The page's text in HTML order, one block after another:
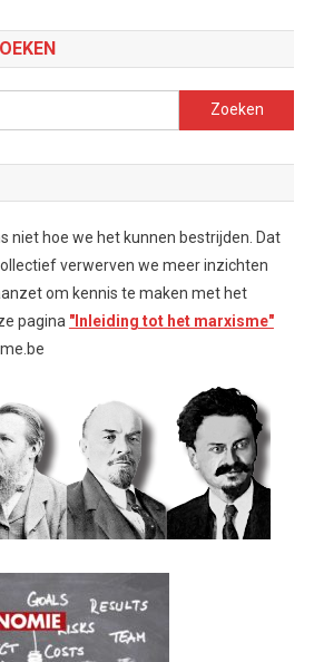
Zoeken
naar:
niet hoe we het kunnen bestrijden. Dat
verwerven we meer inzichten
om kennis te maken met het
pagina "Inleiding tot het marxisme"